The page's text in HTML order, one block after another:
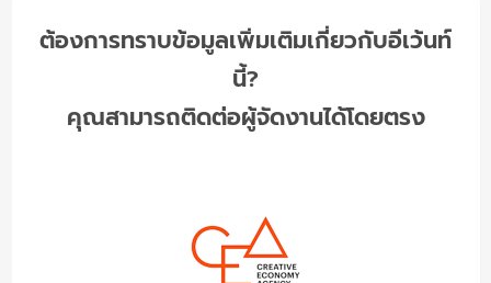
ต้องการทราบข้อมูลเพิ่มเติมเกี่ยวกับอีเว้นท์
นี้?
คุณสามารถติดต่อผู้จัดงานได้โดยตรง